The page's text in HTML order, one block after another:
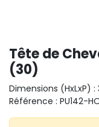
Tête de
(30)
Dimensions (HxLxP) :
Référence : PU142-